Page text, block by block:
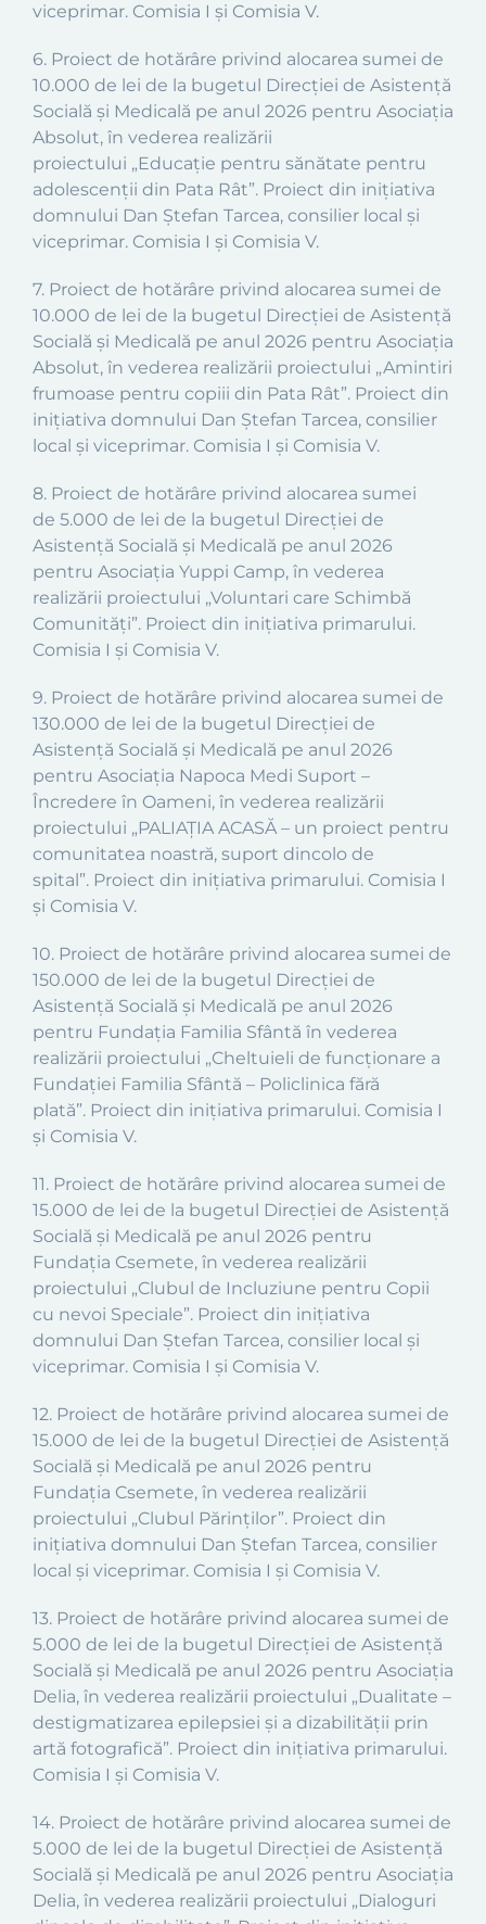
viceprimar. Comisia I și Comisia V.
6. Proiect de hotărâre privind alocarea sumei de
10.000 de lei de la bugetul Direcției de Asistență
Socială și Medicală pe anul 2026 pentru Asociația
Absolut, în vederea realizării
proiectului „Educație pentru sănătate pentru
adolescenții din Pata Rât”. Proiect din inițiativa
domnului Dan Ștefan Tarcea, consilier local și
viceprimar. Comisia I și Comisia V.
7. Proiect de hotărâre privind alocarea sumei de
10.000 de lei de la bugetul Direcției de Asistență
Socială și Medicală pe anul 2026 pentru Asociația
Absolut, în vederea realizării proiectului „Amintiri
frumoase pentru copiii din Pata Rât”. Proiect din
inițiativa domnului Dan Ștefan Tarcea, consilier
local și viceprimar. Comisia I și Comisia V.
8. Proiect de hotărâre privind alocarea sumei
de 5.000 de lei de la bugetul Direcției de
Asistență Socială și Medicală pe anul 2026
pentru Asociația Yuppi Camp, în vederea
realizării proiectului „Voluntari care Schimbă
Comunități”. Proiect din inițiativa primarului.
Comisia I și Comisia V.
9. Proiect de hotărâre privind alocarea sumei de
130.000 de lei de la bugetul Direcției de
Asistență Socială și Medicală pe anul 2026
pentru Asociația Napoca Medi Suport –
Încredere în Oameni, în vederea realizării
proiectului „PALIAȚIA ACASĂ – un proiect pentru
comunitatea noastră, suport dincolo de
spital”. Proiect din inițiativa primarului. Comisia I
și Comisia V.
10. Proiect de hotărâre privind alocarea sumei de
150.000 de lei de la bugetul Direcției de
Asistență Socială și Medicală pe anul 2026
pentru Fundația Familia Sfântă în vederea
realizării proiectului „Cheltuieli de funcționare a
Fundației Familia Sfântă – Policlinica fără
plată”. Proiect din inițiativa primarului. Comisia I
și Comisia V.
11. Proiect de hotărâre privind alocarea sumei de
15.000 de lei de la bugetul Direcției de Asistență
Socială și Medicală pe anul 2026 pentru
Fundația Csemete, în vederea realizării
proiectului „Clubul de Incluziune pentru Copii
cu nevoi Speciale”. Proiect din inițiativa
domnului Dan Ștefan Tarcea, consilier local și
viceprimar. Comisia I și Comisia V.
12. Proiect de hotărâre privind alocarea sumei de
15.000 de lei de la bugetul Direcției de Asistență
Socială și Medicală pe anul 2026 pentru
Fundația Csemete, în vederea realizării
proiectului „Clubul Părinților”. Proiect din
inițiativa domnului Dan Ștefan Tarcea, consilier
local și viceprimar. Comisia I și Comisia V.
13. Proiect de hotărâre privind alocarea sumei de
5.000 de lei de la bugetul Direcției de Asistență
Socială și Medicală pe anul 2026 pentru Asociația
Delia, în vederea realizării proiectului „Dualitate –
destigmatizarea epilepsiei și a dizabilității prin
artă fotografică”. Proiect din inițiativa primarului.
Comisia I și Comisia V.
14. Proiect de hotărâre privind alocarea sumei de
5.000 de lei de la bugetul Direcției de Asistență
Socială și Medicală pe anul 2026 pentru Asociația
Delia, în vederea realizării proiectului „Dialoguri